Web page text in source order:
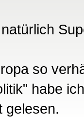
so
habe
gelesen.